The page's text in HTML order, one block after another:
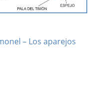
– Los aparejos